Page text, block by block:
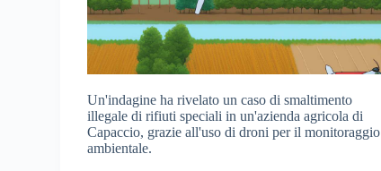
Un'indagine ha rivelato un caso di smaltimento
illegale di rifiuti speciali in un'azienda agricola di
Capaccio, grazie all'uso di droni per il monitoraggio
ambientale.